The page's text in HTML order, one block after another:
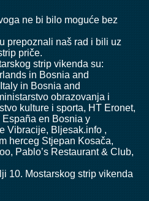
ne bi bilo moguće bez
prepoznali naš rad i bili uz
priče.
strip vikenda su:
in Bosnia and
in Bosnia and
obrazovanja i
kulture i sporta, HT Eronet,
España en Bosnia y
Vibracije, Bljesak.info,
herceg Stjepan Kosača,
, Pablo’s Restaurant & Club,
10. Mostarskog strip vikenda